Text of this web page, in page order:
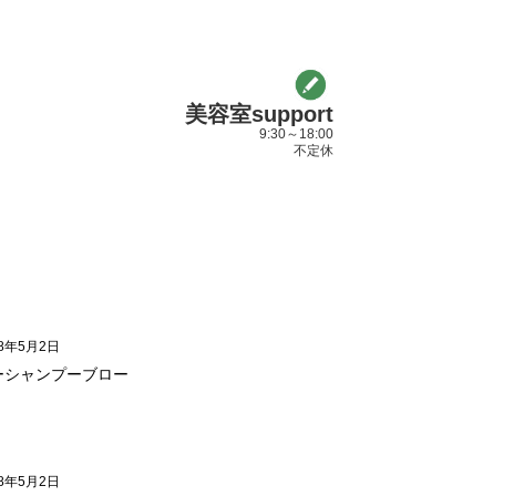
美容室support
9:30～18:00
不定休
5月2日
シャンプーブロー
5月2日